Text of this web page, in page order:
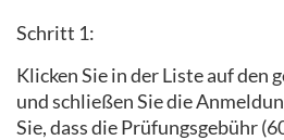
Schritt 1:
Klicken Sie in der Liste auf den
und schließen Sie die
Sie, dass die Prüfungsgebühr